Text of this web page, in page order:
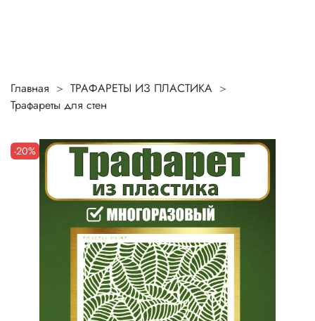
Главная
ТРАФАРЕТЫ ИЗ ПЛАСТИКА
Трафареты для стен
-20%